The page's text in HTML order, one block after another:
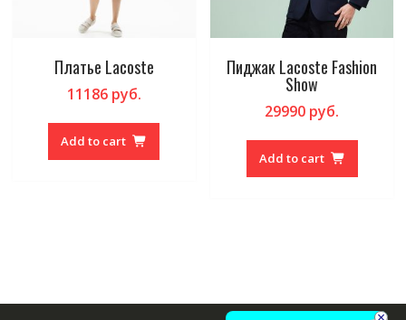
Платье Lacoste
11186руб.
Add to cart
Пиджак Lacoste Fashion
Show
29990 руб.
Add to cart